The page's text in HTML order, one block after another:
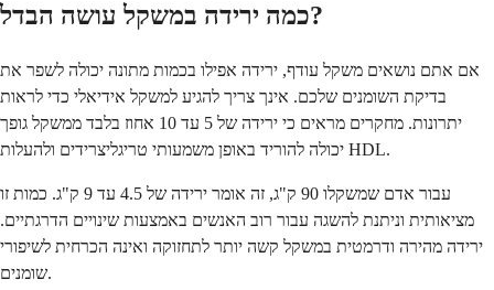
כמה ירידה במשקל עושה הבדל?
אם אתם נושאים משקל עודף, ירידה אפילו בכמות מתונה יכולה לשפר את
בדיקת השומנים שלכם. אינך צריך להגיע למשקל אידיאלי כדי לראות
יתרונות. מחקרים מראים כי ירידה של 5 עד 10 אחוז בלבד ממשקל גופך
יכולה להוריד באופן משמעותי טריגליצרידים ולהעלות HDL.
עבור אדם שמשקלו 90 ק"ג, זה אומר ירידה של 4.5 עד 9 ק"ג. כמות זו
מציאותית וניתנת להשגה עבור רוב האנשים באמצעות שינויים הדרגתיים.
ירידה מהירה ודרמטית במשקל קשה יותר לתחזוקה ואינה הכרחית לשיפורי
שומנים.